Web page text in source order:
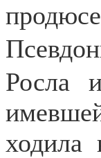
Росла
ходила